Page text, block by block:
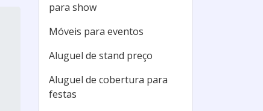
para show
Móveis para eventos
Aluguel de stand preço
Aluguel de cobertura para
festas